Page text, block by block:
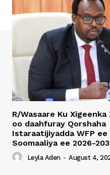
R/Wasaare Ku Xigeenka
oo daahfuray Qorshaha
Istaraatijiyadda WFP ee
Soomaaliya ee 2026-
Leyla Aden - August 4,